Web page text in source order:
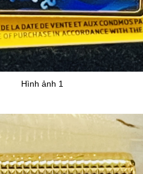
Hình ảnh 1